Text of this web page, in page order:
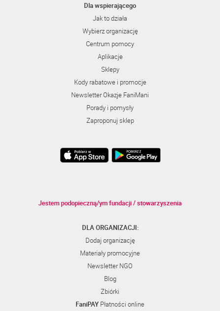
Dla wspierającego
Jak to działa
Wybierz organizację
Centrum pomocy
Aplikacje
Sklepy
Kody rabatowe i promocje
Newsletter Okazje FaniMani
Porady i pomysły
Zaproponuj sklep
Jestem podopieczną/ym fundacji / stowarzyszenia
DLA ORGANIZACJI:
Dodaj organizację
Materiały promocyjne
Newsletter NGO
Blog
Zbiórki
FaniPAY Płatności online